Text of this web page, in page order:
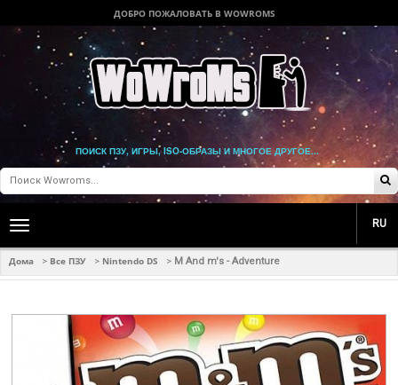
ДОБРО ПОЖАЛОВАТЬ В WOWROMS
ПОИСК ПЗУ, ИГРЫ, ISO-ОБРАЗЫ И МНОГОЕ ДРУГОЕ...
Toggle
navigation
RU
Дома > Все ПЗУ > Nintendo DS > M And m's - Adventure